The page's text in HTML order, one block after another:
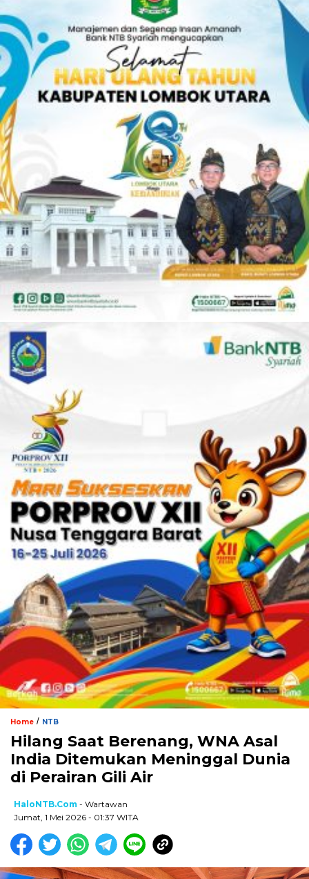
Home / NTB
Hilang Saat Berenang, WNA Asal
India Ditemukan Meninggal Dunia
di Perairan Gili Air
HaloNTB.com - Wartawan
Jumat, 1 Mei 2026 - 01:37 WITA